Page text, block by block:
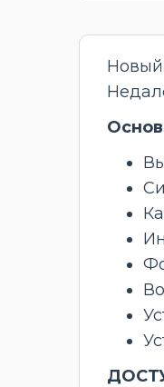
Новый